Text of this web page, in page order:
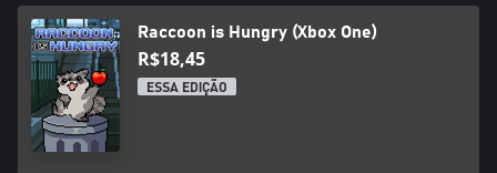
Raccoon is Hungry (Xbox One)
R$18,45
ESSA EDIÇÃO